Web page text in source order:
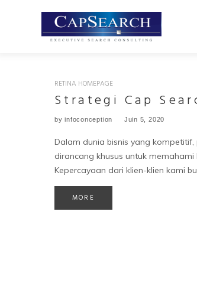
Retina
RETINA HOMEPAGE
Strategi Cap
byinfoconception Juin 5, 2020
Dalam dunia bisnis yang
dirancang khusus untuk
Kepercayaan dari klien-klien kami
MORE